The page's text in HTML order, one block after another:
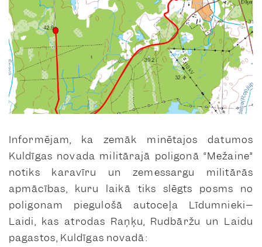
Informējam, ka zemāk minētajos datumos
Kuldīgas novada militārajā poligonā “Mežaine”
notiks karavīru un zemessargu militārās
apmācības, kuru laikā tiks slēgts posms no
poligonam piegulošā autoceļa Līdumnieki–
Laidi, kas atrodas Raņķu, Rudbāržu un Laidu
pagastos, Kuldīgas novadā: